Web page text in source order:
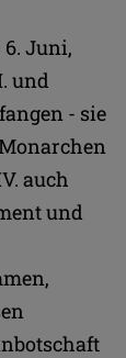
Juni,
und
- sie
auch
und